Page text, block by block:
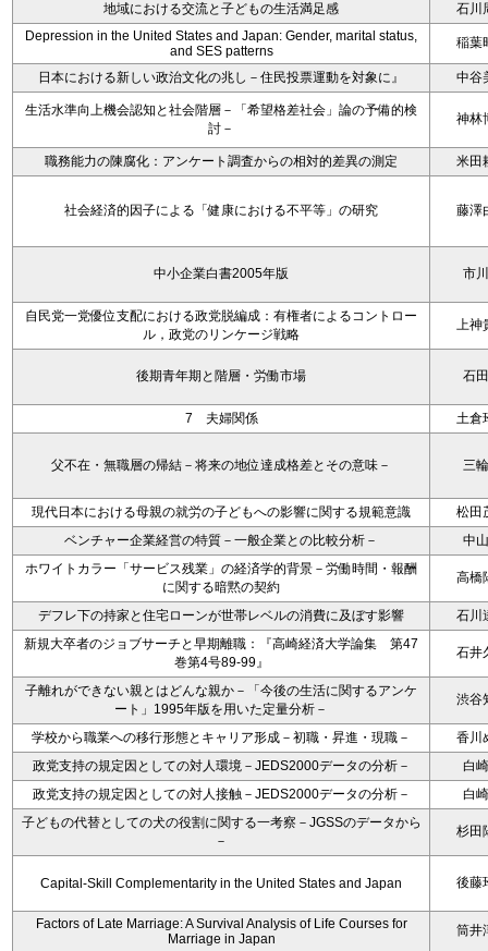
地域における交流と子どもの生活満足感
石川
Depression in the United States and Japan: Gender, marital status,
and SES patterns
稲葉
日本における新しい政治文化の兆し－住民投票運動を対象に』 中谷
生活水準向上機会認知と社会階層－「希望格差社会」論の予備的検
討－
神林
職務能力の陳腐化：アンケート調査からの相対的差異の測定 米田
社会経済的因子による「健康における不平等」の研究 藤澤
中小企業白書2005年版 市
自民党一党優位支配における政党脱編成：有権者によるコントロー
ル，政党のリンケージ戦略
上神
後期青年期と階層・労働市場 石
7 夫婦関係 土倉
父不在・無職層の帰結－将来の地位達成格差とその意味－ 三
現代日本における母親の就労の子どもへの影響に関する規範意識
松田
ベンチャー企業経営の特質－一般企業との比較分析－
中
ホワイトカラー「サービス残業」の経済学的背景－労働時間・報酬
に関する暗黙の契約
高橋
デフレ下の持家と住宅ローンが世帯レベルの消費に及ぼす影響
石川
新規大卒者のジョブサーチと早期離職：『高崎経済大学論集 第47
巻第4号89-99』
石井
子離れができない親とはどんな親か－「今後の生活に関するアンケ
ート」1995年版を用いた定量分析－
渋谷
学校から職業への移行形態とキャリア形成－初職・昇進・現職－
香川
政党支持の規定因としての対人環境－JEDS2000データの分析－
白
政党支持の規定因としての対人接触－JEDS2000データの分析－
白
子どもの代替としての犬の役割に関する一考察－JGSSのデータから
－
杉田
Capital-Skill Complementarity in the United States and Japan 後藤
Factors of Late Marriage: A Survival Analysis of Life Courses for
Marriage in Japan
筒井